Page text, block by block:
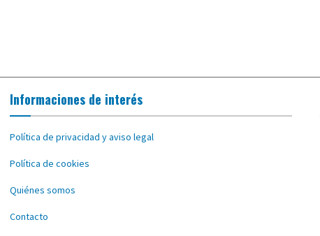
Informaciones de interés
Política de privacidad y aviso legal
Política de cookies
Quiénes somos
Contacto